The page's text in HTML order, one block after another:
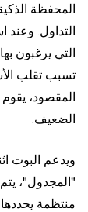
المحفظة
التداول. وعند
التي يرغبون
تسبب تقلب
المقصود، يقوم
الضعيف.
ويدعم البوت
"المجدول"،
منتظمة